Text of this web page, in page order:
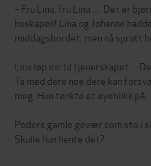
– Fru Lina, fru Lina … Det er
buskapen! Lina og Johanne
middagsbordet, men nå spratt
Lina løp inn til tjenerskapet. –
Ta med dere noe dere kan
meg. Hun tenkte et øyeblikk på
Peders gamle gevær som sto i